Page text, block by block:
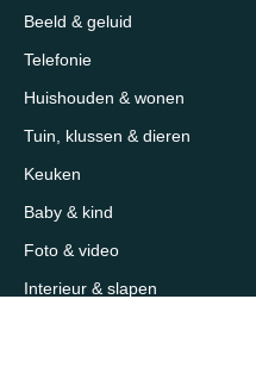
Beeld & geluid
Telefonie
Huishouden & wonen
Tuin, klussen & dieren
Keuken
Baby & kind
Foto & video
Interieur & slapen